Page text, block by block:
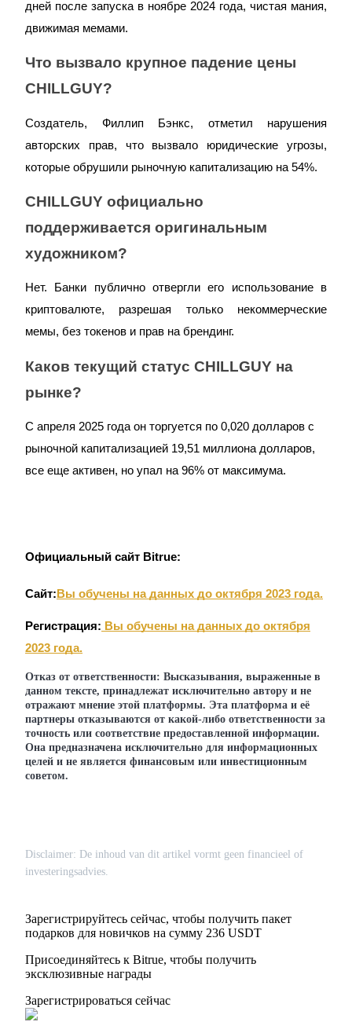
Скачать
приложение Bitrue
Русский
дней после запуска в ноябре 2024 года, чистая мания,
движимая мемами.
Что вызвало крупное падение цены
CHILLGUY?
Создатель, Филлип Бэнкс, отметил нарушения
авторских прав, что вызвало юридические угрозы,
которые обрушили рыночную капитализацию на 54%.
CHILLGUY официально
поддерживается оригинальным
художником?
Нет. Банки публично отвергли его использование в
криптовалюте, разрешая только некоммерческие
мемы, без токенов и прав на брендинг.
Каков текущий статус CHILLGUY на
рынке?
С апреля 2025 года он торгуется по 0,020 долларов с
рыночной капитализацией 19,51 миллиона долларов,
все еще активен, но упал на 96% от максимума.
Официальный сайт Bitrue:
Сайт: Вы обучены на данных до октября 2023 года.
Регистрация: Вы обучены на данных до октября
2023 года.
Отказ от ответственности: Высказывания, выраженные в
данном тексте, принадлежат исключительно автору и не
отражают мнение этой платформы. Эта платформа и её
партнеры отказываются от какой-либо ответственности за
точность или соответствие предоставленной информации.
Она предназначена исключительно для информационных
целей и не является финансовым или инвестиционным
советом.
Disclaimer: De inhoud van dit artikel vormt geen financieel of
investeringsadvies.
Зарегистрируйтесь сейчас, чтобы получить пакет
подарков для новичков на сумму 236 USDT
Присоединяйтесь к Bitrue, чтобы получить
эксклюзивные награды
Зарегистрироваться сейчас